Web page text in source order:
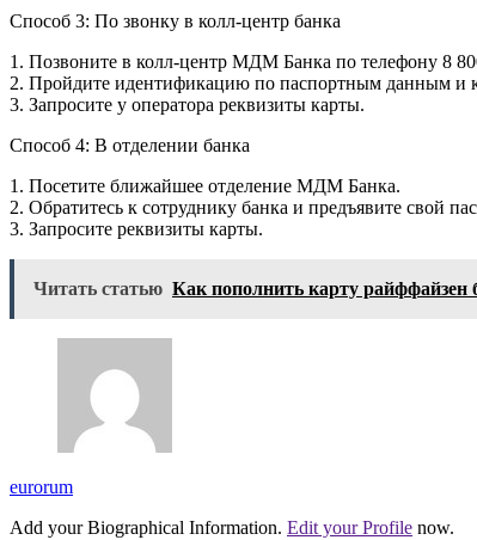
Способ 3: По звонку в колл-центр банка
1. Позвоните в колл-центр МДМ Банка по телефону 8
2. Пройдите идентификацию по паспортным данным и
3. Запросите у оператора реквизиты карты.
Способ 4: В отделении банка
1. Посетите ближайшее отделение МДМ Банка.
2. Обратитесь к сотруднику банка и предъявите свой
3. Запросите реквизиты карты.
Читать статью Как пополнить карту райффайзен
eurorum
Add your Biographical Information. Edit your Profile now.